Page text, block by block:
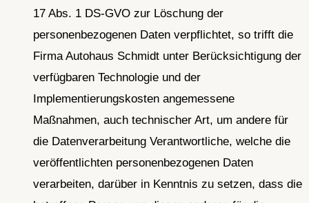
17 Abs. 1 DS-GVO zur Löschung der
personenbezogenen Daten verpflichtet, so trifft die
Firma Autohaus Schmidt unter Berücksichtigung der
verfügbaren Technologie und der
Implementierungskosten angemessene
Maßnahmen, auch technischer Art, um andere für
die Datenverarbeitung Verantwortliche, welche die
veröffentlichten personenbezogenen Daten
verarbeiten, darüber in Kenntnis zu setzen, dass die